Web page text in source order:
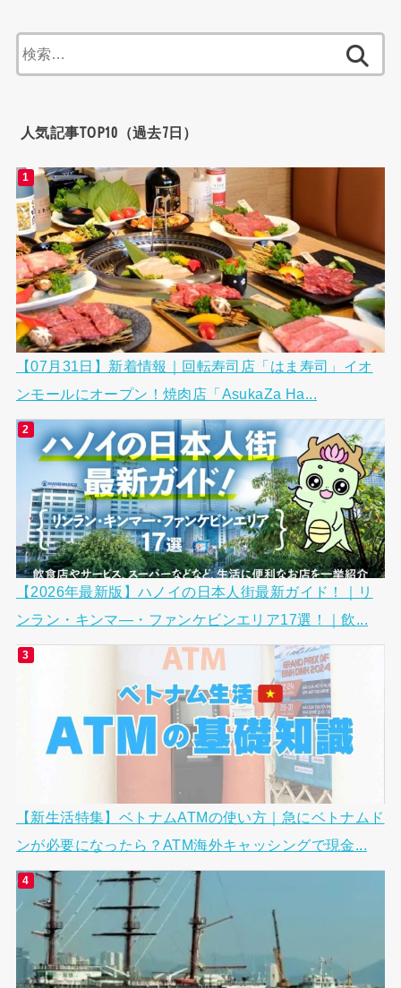
索:
人気記事TOP10（過去7日）
【07月31日】新着情報｜回転寿司店「はま寿司」イオ
ンモールにオープン！焼肉店「AsukaZa Ha...
【2026年最新版】ハノイの日本人街最新ガイド！｜リ
ンラン・キンマ―・ファンケビンエリア17選！｜飲...
【新生活特集】ベトナムATMの使い方｜急にベトナムド
ンが必要になったら？ATM海外キャッシングで現金...